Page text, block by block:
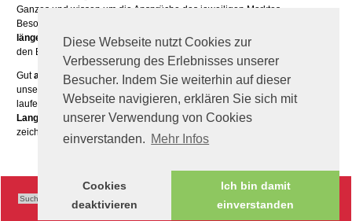
Diese Webseite nutzt Cookies zur
Verbesserung des Erlebnisses unserer
Besucher. Indem Sie weiterhin auf dieser
Webseite navigieren, erklären Sie sich mit
unserer Verwendung von Cookies
einverstanden. Mehr Infos
Cookies
deaktivieren
Ich bin damit
einverstanden
Ganzes und wissen um die Ansprüche des jeweiligen Marktes.
Besonderen Wert legen wir außerdem auf
längerfristige Geschäftsbeziehungen. Unsere Kunden sind vor allem in
den Bereichen Handel, Gewerbe und Industrie angesiedelt.
Gutausgebildetes Fachpersonal sowie kundenorientierte Mitarbeiter sind
unser höchstes Kapital. Die Entwicklung unseres Teams fördern wir daher
laufend mit Fachseminaren, Führungs- und Kommunikationstrainings.
Langjährige Erfahrunggepaart mitKnow-how auf aktuellstem Niveau
zeichnen uns aus.